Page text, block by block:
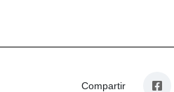
Compartir